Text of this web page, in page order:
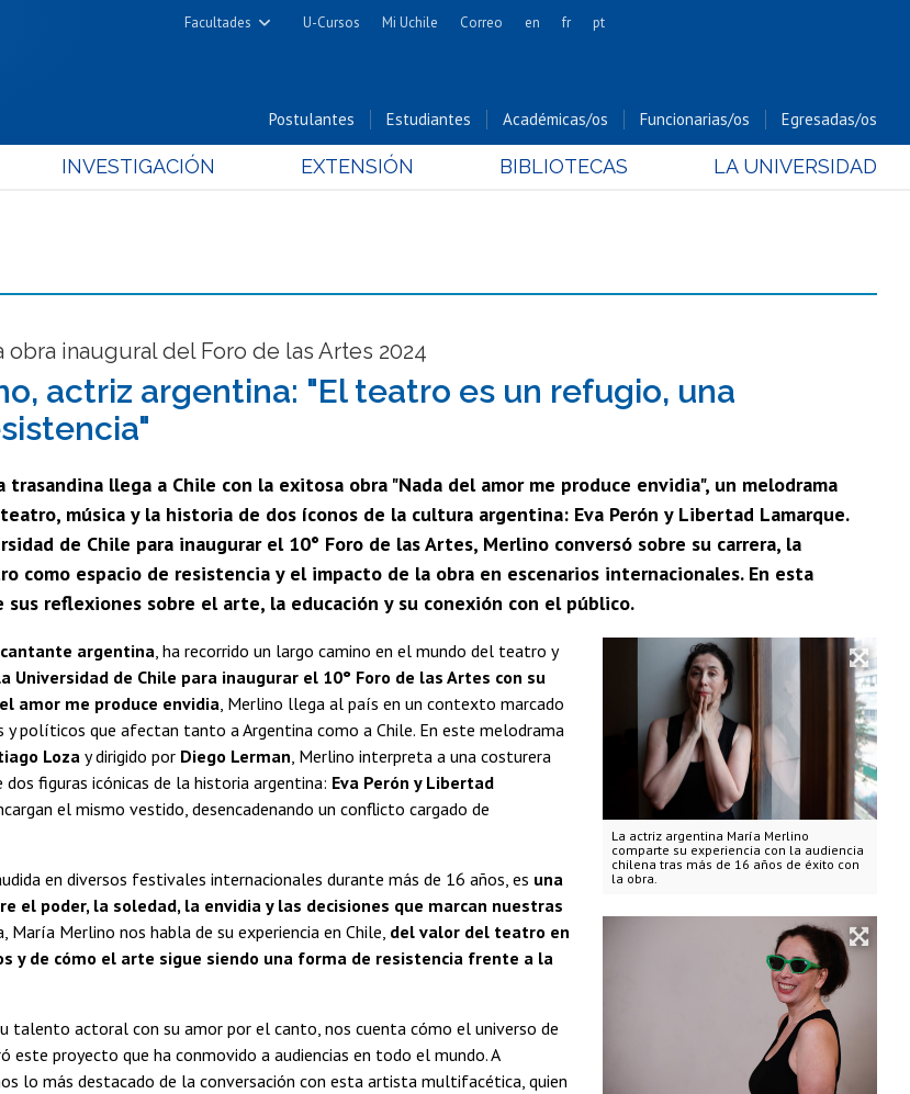
Facultades
Cs. Físicas y Matemáticas
Cs. Forestales y Conservación
Cs. Químicas y Farmacéuticas
Cs. Sociales
Estudios Avanzados en Educación
Nutrición y Tecnología de
Bachillerato
U-Cursos Mi Uchile Correo en fr pt
Postulantes Estudiantes Académicas/os Funcionarias/os Egresadas/os
INVESTIGACIÓN EXTENSIÓN BIBLIOTECAS LA UNIVERSIDAD
obra inaugural del Foro de las Artes 2024
actriz argentina: "El teatro es un refugio, una
llega a Chile con la exitosa obra "Nada del amor me produce envidia", un melodrama
música y la historia de dos íconos de la cultura argentina: Eva Perón y Libertad Lamarque.
de Chile para inaugurar el 10° Foro de las Artes, Merlino conversó sobre su carrera, la
como espacio de resistencia y el impacto de la obra en escenarios internacionales. En esta
reflexiones sobre el arte, la educación y su conexión con el público.
La actriz argentina María Merlino
comparte su experiencia con la audiencia
chilena tras más de 16 años de éxito con
la obra.
argentina , ha recorrido un largo camino en el mundo del teatro y
Universidad de Chile para inaugurar el 10° Foro de las Artes con su
amor me produce envidia , Merlino llega al país en un contexto marcado
políticos que afectan tanto a Argentina como a Chile. En este melodrama
Loza y dirigido por Diego Lerman , Merlino interpreta a una costurera
figuras icónicas de la historia argentina: Eva Perón y Libertad
el mismo vestido, desencadenando un conflicto cargado de
en diversos festivales internacionales durante más de 16 años, es una
el poder, la soledad, la envidia y las decisiones que marcan nuestras
María Merlino nos habla de su experiencia en Chile, del valor del teatro en
y de cómo el arte sigue siendo una forma de resistencia frente a la
talento actoral con su amor por el canto, nos cuenta cómo el universo de
este proyecto que ha conmovido a audiencias en todo el mundo. A
lo más destacado de la conversación con esta artista multifacética, quien